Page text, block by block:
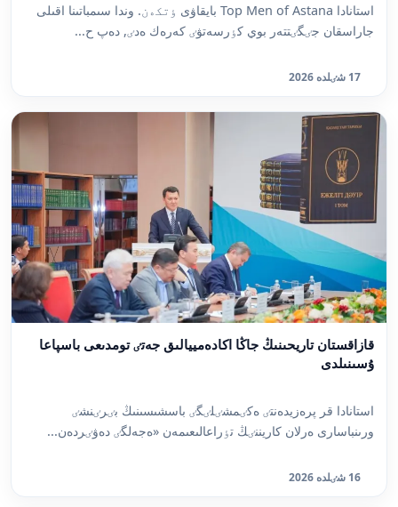
استانادا Top Men of Astana بايقاۋى ٶتكەن. وندا سىمباتىنا اقىلى
جاراسقان جٸگٸتتەر بوي كٶرسەتۋٸ كەرەك ەدٸ, دەپ ح...
17 شٸلدە 2026
قازاقستان تاريحىنىڭ جاڭا اكادەمييالىق جەتٸ تومدىعى باسپاعا
ۇسىنىلدى
استانادا قر پرەزيدەنتٸ ەكٸمشٸلٸگٸ باسشىسىنىڭ بٸرٸنشٸ
ورىنباسارى ەرلان كاريننٸڭ تٶراعالىعىمەن «ەجەلگٸ دەۋٸردەن...
16 شٸلدە 2026